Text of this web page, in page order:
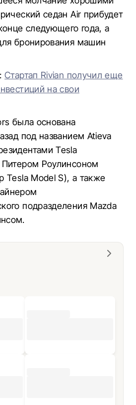
седан Air прибудет
следующего года, а
бронирования машин
Стартап Rivian получил еще
на свои
была основана
под названием Atieva
Tesla
Роулинсоном
Tesla Model S), а также
подразделения Mazda